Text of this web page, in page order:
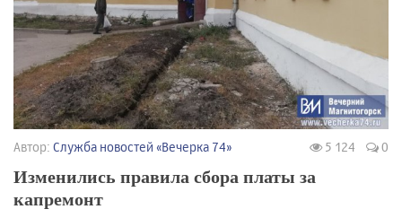
Автор: Служба новостей «Вечерка 74» 5 124 0
Изменились правила сбора платы за
капремонт